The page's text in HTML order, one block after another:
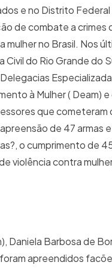
e no Distrito Federal
de combate a crimes
mulher no Brasil. Nos
Civil do Rio Grande do
à Mulher ( Deam)
que cometeram
de 47 armas
o cumprimento de
violência contra
Daniela Barbosa de
apreendidos